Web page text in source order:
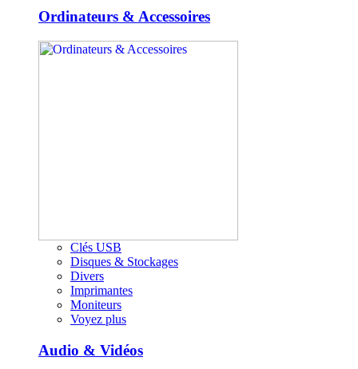
Ordinateurs & Accessoires
Clés USB
Disques & Stockages
Divers
Imprimantes
Moniteurs
Voyez plus
Audio & Vidéos